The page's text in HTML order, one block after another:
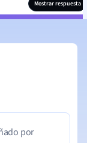
Mostrar respuesta
por